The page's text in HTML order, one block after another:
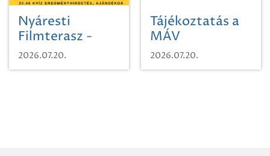
Nyáresti
Filmterasz -
Beugró a
Paradicsomba
2026.07.20.
Tájékoztatás a
MÁV
Pályaműködtetési
Zrt. Területi
2026.07.20.